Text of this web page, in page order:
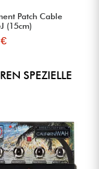
Patch Cable
(15cm)
SPEZIELLE